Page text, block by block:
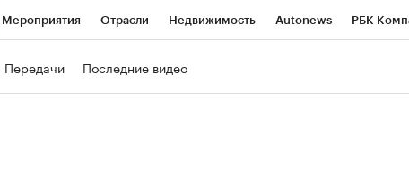
Мероприятия Отрасли Недвижимость Autonews РБК
Передачи Последние видео